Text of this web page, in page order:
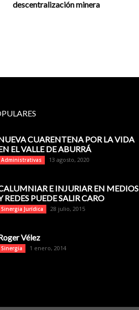
descentralización minera
CUARENTENA POR LA VIDA
EL VALLE DE ABURRÁ
Administrativas 13 agosto, 2020
E INJURIAR EN MEDIOS
REDES PUEDE SALIR CARO
Sinergia Jurídica 28 julio, 2015
Vélez
Sinergia 1 enero, 2014